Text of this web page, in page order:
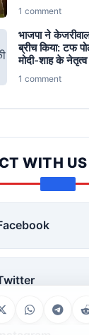
1 comment
भाजपा ने
ब्रीच किया: टफ
मोदी-शाह के
1 comment
WITH US